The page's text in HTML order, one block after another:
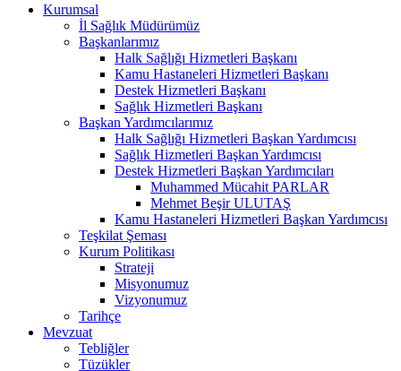
Kurumsal
İl Sağlık Müdürümüz
Başkanlarımız
Halk Sağlığı Hizmetleri Başkanı
Kamu Hastaneleri Hizmetleri Başkanı
Destek Hizmetleri Başkanı
Sağlık Hizmetleri Başkanı
Başkan Yardımcılarımız
Halk Sağlığı Hizmetleri Başkan Yardımcısı
Sağlık Hizmetleri Başkan Yardımcısı
Destek Hizmetleri Başkan Yardımcıları
Muhammed Mücahit PARLAR
Mehmet Beşir ULUTAŞ
Kamu Hastaneleri Hizmetleri Başkan Yardımcısı
Teşkilat Şeması
Kurum Politikası
Strateji
Misyonumuz
Vizyonumuz
Tarihçe
Mevzuat
Tebliğler
Tüzükler